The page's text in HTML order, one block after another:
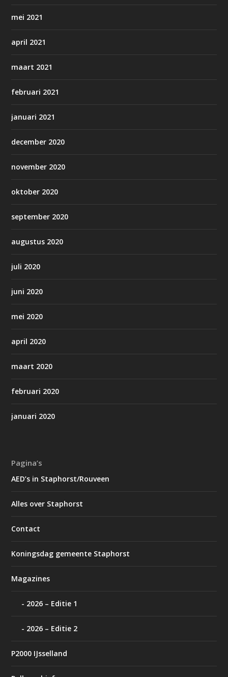
mei 2021
april 2021
maart 2021
februari 2021
januari 2021
december 2020
november 2020
oktober 2020
september 2020
augustus 2020
juli 2020
juni 2020
mei 2020
april 2020
maart 2020
februari 2020
januari 2020
Pagina’s
AED’s in Staphorst/Rouveen
Alles over Staphorst
Contact
Koningsdag gemeente Staphorst
Magazines
2026 – Editie 1
2026 – Editie 2
P2000 IJsselland